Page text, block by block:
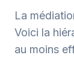
La
Voici la
au moins